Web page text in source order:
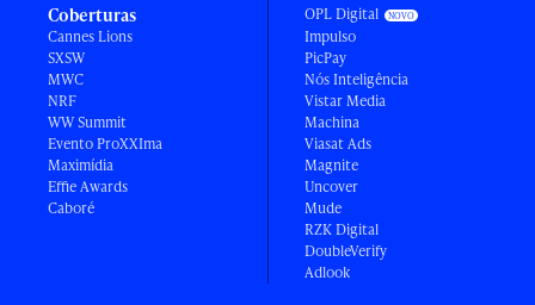
Coberturas
Cannes Lions
SXSW
MWC
NRF
WW Summit
Evento ProXXIma
Maximídia
Effie Awards
Caboré
OPL Digital
Impulso
PicPay
Nós Inteligência
Vistar Media
Machina
Viasat Ads
Magnite
Uncover
Mude
RZK Digital
DoubleVerify
Adlook